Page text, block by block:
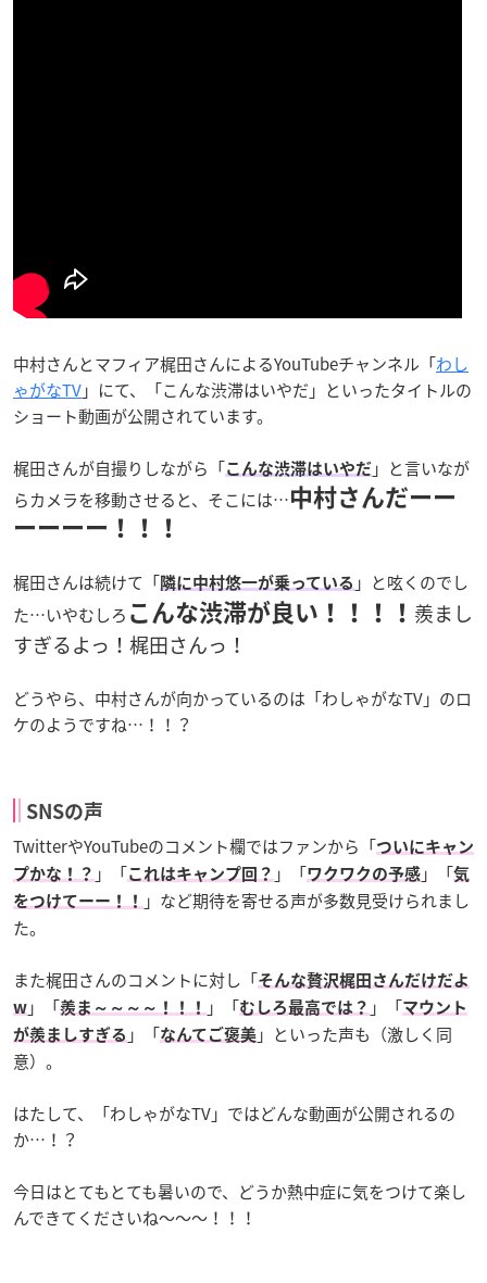
中村さんとマフィア梶田さんによるYouTubeチャンネル「わし
ゃがなTV」にて、「こんな渋滞はいやだ」といったタイトルの
ショート動画が公開されています。
梶田さんが自撮りしながら「こんな渋滞はいやだ 」と言いなが
らカメラを移動させると、そこには…中村さんだーー
ーーーー！！！
梶田さんは続けて「隣に中村悠一が乗っている 」と呟くのでし
た…いやむしろ こんな渋滞が良い！！！！ 羨まし
すぎるよっ！梶田さんっ！
どうやら、中村さんが向かっているのは「わしゃがなTV」のロ
ケのようですね…！！？
SNSの声
TwitterやYouTubeのコメント欄ではファンから「ついにキャン
プかな！？ 」「これはキャンプ回？ 」「ワクワクの予感 」「気
をつけてーー！！
」など期待を寄せる声が多数見受けられまし
た。
また梶田さんのコメントに対し「そんな贅沢梶田さんだけだよ
w 」「羨ま～～～～！！！ 」「むしろ最高では？ 」「マウント
が羨ましすぎる 」「なんてご褒美 」といった声も（激しく同
意）。
はたして、「わしゃがなTV」ではどんな動画が公開されるの
か…！？
今日はとてもとても暑いので、どうか熱中症に気をつけて楽し
んできてくださいね～～～！！！